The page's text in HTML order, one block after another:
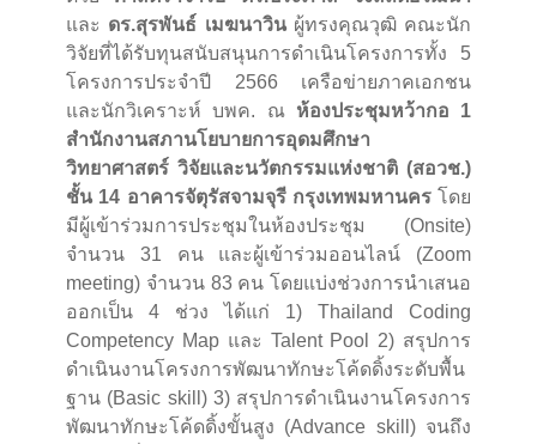
และ ดร.สุรพันธ์ เมฆนาวินผู้ทรงคุณวุฒิ คณะนัก
วิจัยที่ได้รับทุนสนับสนุนการดำเนินโครงการทั้ง 5
โครงการประจำปี 2566 เครือข่ายภาคเอกชน
และนักวิเคราะห์ บพค. ณ ห้องประชุมหว้ากอ 1
สำนักงานสภานโยบายการอุดมศึกษา
วิทยาศาสตร์ วิจัยและนวัตกรรมแห่งชาติ (สอวช.)
ชั้น 14 อาคารจัตุรัสจามจุรี กรุงเทพมหานครโดย
มีผู้เข้าร่วมการประชุมในห้องประชุม (Onsite)
จำนวน 31 คน และผู้เข้าร่วมออนไลน์ (Zoom
meeting) จำนวน 83 คน โดยแบ่งช่วงการนำเสนอ
ออกเป็น 4 ช่วง ได้แก่ 1) Thailand Coding
Competency Map และ Talent Pool 2) สรุปการ
ดำเนินงานโครงการพัฒนาทักษะโค้ดดิ้งระดับพื้น
ฐาน (Basic skill) 3) สรุปการดำเนินงานโครงการ
พัฒนาทักษะโค้ดดิ้งขั้นสูง (Advance skill) จนถึง